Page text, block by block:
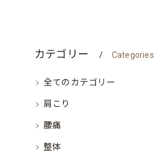
カテゴリー Categories
全てのカテゴリー
肩こり
腰痛
整体